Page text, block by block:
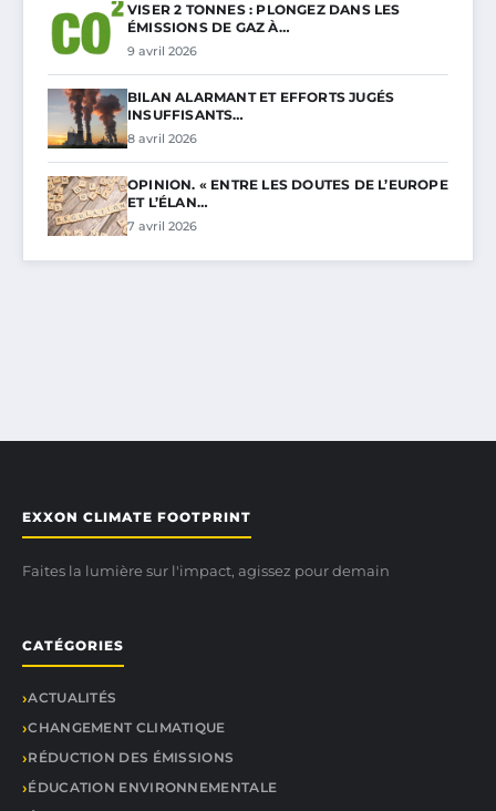
VISER 2 TONNES : PLONGEZ DANS LES
ÉMISSIONS DE GAZ À…
9 avril 2026
BILAN ALARMANT ET EFFORTS JUGÉS
INSUFFISANTS…
8 avril 2026
OPINION. « ENTRE LES DOUTES DE L’EUROPE
ET L’ÉLAN…
7 avril 2026
EXXON CLIMATE FOOTPRINT
Faites la lumière sur l'impact, agissez pour demain
CATÉGORIES
ACTUALITÉS
CHANGEMENT CLIMATIQUE
RÉDUCTION DES ÉMISSIONS
ÉDUCATION ENVIRONNEMENTALE